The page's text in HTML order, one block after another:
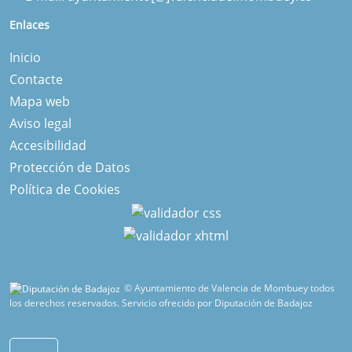
Enlaces
Inicio
Contacte
Mapa web
Aviso legal
Accesibilidad
Protección de Datos
Política de Cookies
© Ayuntamiento de Valencia de Mombuey todos
los derechos reservados.Servicio ofrecido por Diputación de Badajoz